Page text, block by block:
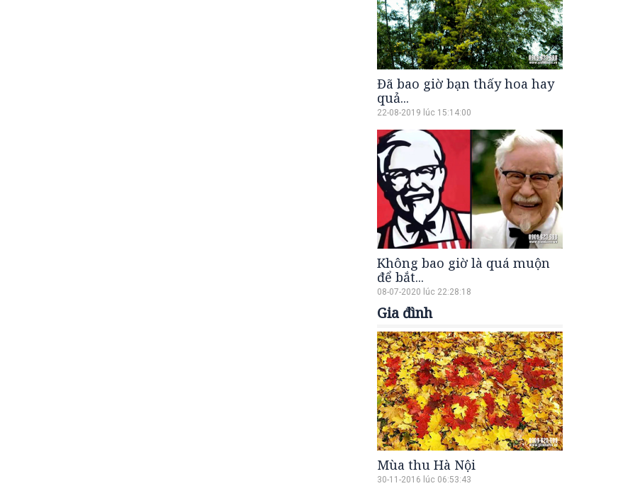
Đã bao giờ bạn thấy hoa hay
quả...
22-08-2019 lúc 15:14:00
Không bao giờ là quá muộn
để bắt...
08-07-2020 lúc 22:28:18
Gia đình
Mùa thu Hà Nội
30-11-2016 lúc 06:53:43